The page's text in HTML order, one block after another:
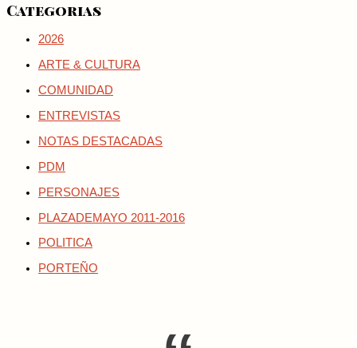
Categorias
2026
ARTE & CULTURA
COMUNIDAD
ENTREVISTAS
NOTAS DESTACADAS
PDM
PERSONAJES
PLAZADEMAYO 2011-2016
POLITICA
PORTEÑO